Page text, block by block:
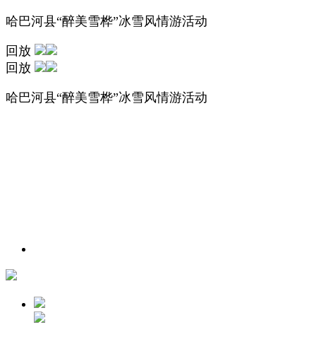
哈巴河县“醉美雪桦”冰雪风情游活动
回放
回放
哈巴河县“醉美雪桦”冰雪风情游活动